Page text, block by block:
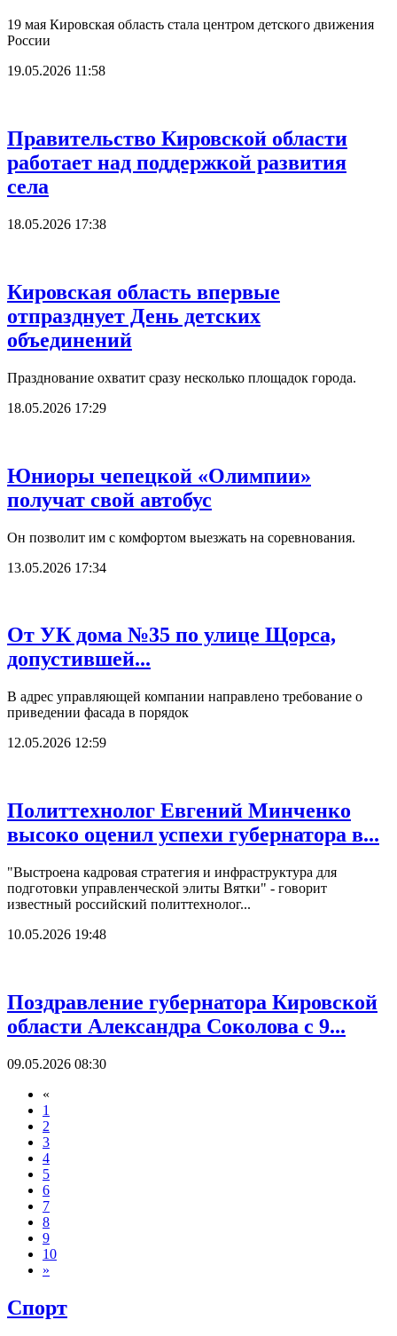
19 мая Кировская область стала центром детского движения
России
19.05.2026 11:58
Правительство Кировской области
работает над поддержкой развития
села
18.05.2026 17:38
Кировская область впервые
отпразднует День детских
объединений
Празднование охватит сразу несколько площадок города.
18.05.2026 17:29
Юниоры чепецкой «Олимпии»
получат свой автобус
Он позволит им с комфортом выезжать на соревнования.
13.05.2026 17:34
От УК дома №35 по улице Щорса,
допустившей...
В адрес управляющей компании направлено требование о
приведении фасада в порядок
12.05.2026 12:59
Политтехнолог Евгений Минченко
высоко оценил успехи губернатора в...
"Выстроена кадровая стратегия и инфраструктура для
подготовки управленческой элиты Вятки" - говорит
известный российский политтехнолог...
10.05.2026 19:48
Поздравление губернатора Кировской
области Александра Соколова с 9...
09.05.2026 08:30
«
1
2
3
4
5
6
7
8
9
10
»
Спорт